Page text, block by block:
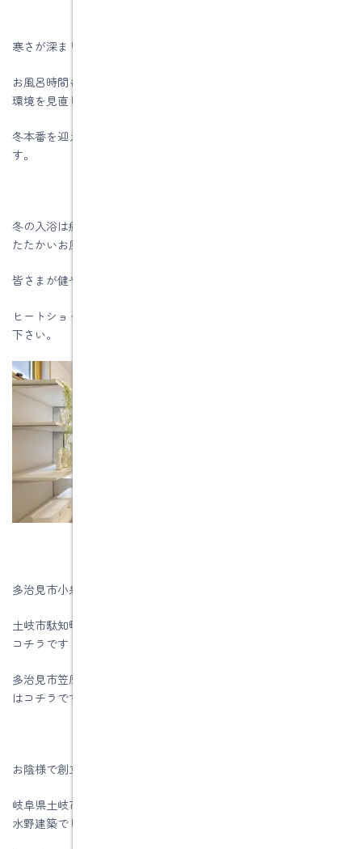
寒さが深まり、こたつや暖房が恋しくなる季節。
お風呂時間も温かく安全に過ごせるよう、ぜひ一度ご自宅の浴室
環境を見直してみてください。
冬本番を迎える前のひと工夫が、ご家族の安心にもつながりま
す。
冬の入浴は癒しの時間でもあります。安全に気を配りながら、あ
たたかいお風呂で一日の疲れをゆっくりとほぐしてください。
皆さまが健やかに冬を乗り越えられますように。
ヒートショックの予防を考えている方は、お気軽にお問い合わせ
下さい。
多治見市小泉町Ｍさま邸の声はコチラです
土岐市駄知町Ｔ様邸性能向上リノベーション工事のお客様の声は
コチラです
多治見市笠原町Ｋ様邸性能向上リノベーション工事のお客様の声
はコチラです
お陰様で創立60周年を迎える事が出来ました。
岐阜県土岐市、注文住宅＆省エネ・快適・健康リフォーム工事の
水野建築でした。